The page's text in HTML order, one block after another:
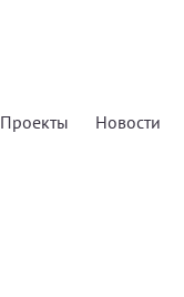
Проекты Новости